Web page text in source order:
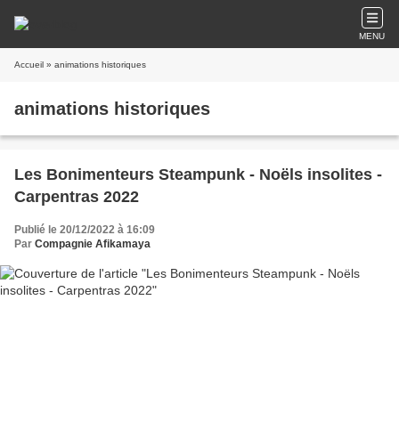
MENU
Accueil » animations historiques
animations historiques
Les Bonimenteurs Steampunk - Noëls insolites -
Carpentras 2022
Publié le 20/12/2022 à 16:09
Par Compagnie Afikamaya